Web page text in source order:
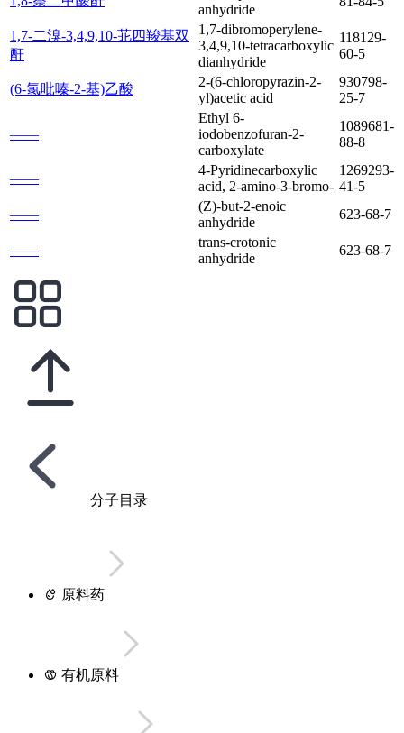
anhydride
1,7-二溴-3,4,9,10-苝四羧基双
酐
1,7-dibromoperylene-
3,4,9,10-tetracarboxylic
dianhydride
118129-
60-5
(6-氯吡嗪-2-基)乙酸
2-(6-chloropyrazin-2-
yl)acetic acid
930798-
25-7
——
Ethyl 6-
iodobenzofuran-2-
carboxylate
1089681-
88-8
——
4-Pyridinecarboxylic
acid, 2-amino-3-bromo-
1269293-
41-5
——
(Z)-but-2-enoic
anhydride
623-68-7
——
trans-crotonic
anhydride
623-68-7
分子目录
原料药
有机原料